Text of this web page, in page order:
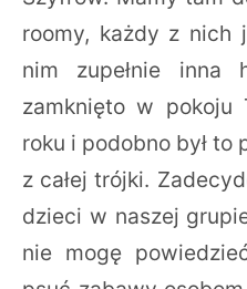
roomy, każdy z nich
nim zupełnie inna
zamknięto w pokoju
roku i podobno był to
z całej trójki.
dzieci w naszej
nie mogę